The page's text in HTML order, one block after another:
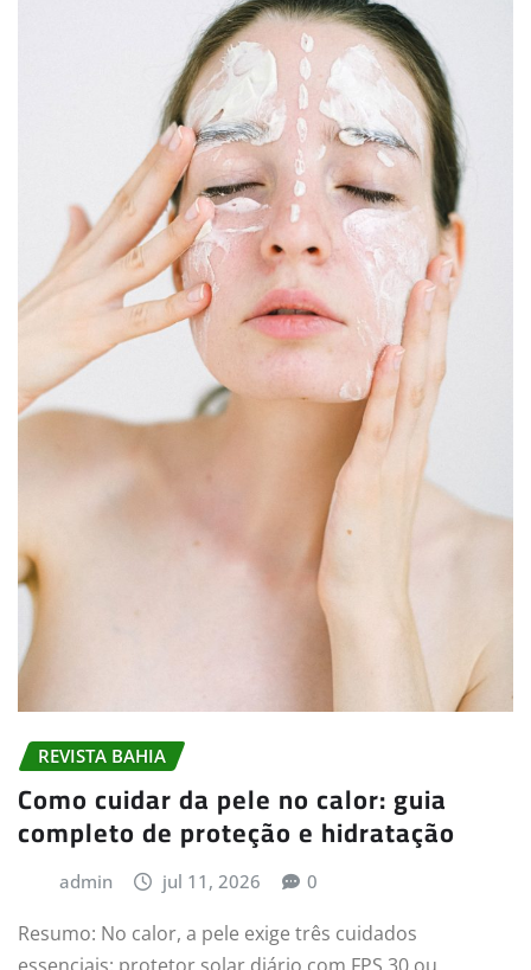
REVISTA BAHIA
Como cuidar da pele no calor: guia
completo de proteção e hidratação
admin jul 11, 2026 0
Resumo: No calor, a pele exige três cuidados